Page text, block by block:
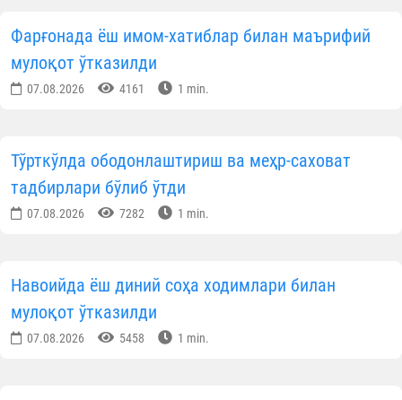
Фарғонада ёш имом-хатиблар билан маърифий
мулоқот ўтказилди
07.08.2026 4161 1 min.
Тўрткўлда ободонлаштириш ва меҳр-саховат
тадбирлари бўлиб ўтди
07.08.2026 7282 1 min.
Навоийда ёш диний соҳа ходимлари билан
мулоқот ўтказилди
07.08.2026 5458 1 min.